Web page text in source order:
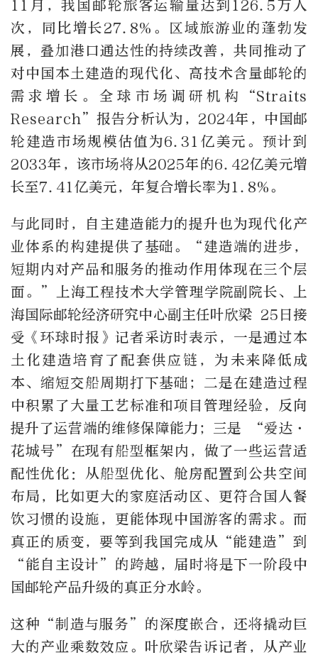
11月，我国邮轮旅客运输量达到126.5万人
次，同比增长27.8%。区域旅游业的蓬勃发
展，叠加港口通达性的持续改善，共同推动了
对中国本土建造的现代化、高技术含量邮轮的
需求增长。全球市场调研机构“Straits
Research”报告分析认为，2024年，中国邮
轮建造市场规模估值为6.31亿美元。预计到
2033年，该市场将从2025年的6.42亿美元增
长至7.41亿美元，年复合增长率为1.8%。
与此同时，自主建造能力的提升也为现代化产
业体系的构建提供了基础。“建造端的进步，
短期内对产品和服务的推动作用体现在三个层
面。”上海工程技术大学管理学院副院长、上
海国际邮轮经济研究中心副主任叶欣梁 25日接
受《环球时报》记者采访时表示，一是通过本
土化建造培育了配套供应链，为未来降低成
本、缩短交船周期打下基础；二是在建造过程
中积累了大量工艺标准和项目管理经验，反向
提升了运营端的维修保障能力；三是 “爱达·
花城号”在现有船型框架内，做了一些运营适
配性优化：从船型优化、舱房配置到公共空间
布局，比如更大的家庭活动区、更符合国人餐
饮习惯的设施，更能体现中国游客的需求。而
真正的质变，要等到我国完成从“能建造”到
“能自主设计”的跨越，届时将是下一阶段中
国邮轮产品升级的真正分水岭。
这种“制造与服务”的深度嵌合，还将撬动巨
大的产业乘数效应。叶欣梁告诉记者，从产业